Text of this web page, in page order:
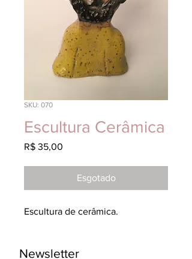
SKU: 070
Escultura Cerâmica
R$ 35,00
Esgotado
Escultura de cerâmica.
Newsletter